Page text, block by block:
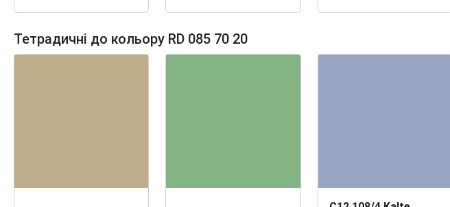
Тетрадичні до кольору RD 085 70 20